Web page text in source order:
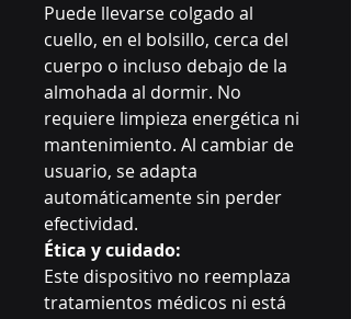
Puede llevarse colgado al
cuello, en el bolsillo, cerca del
cuerpo o incluso debajo de la
almohada al dormir. No
requiere limpieza energética ni
mantenimiento. Al cambiar de
usuario, se adapta
automáticamente sin perder
efectividad.
Ética y cuidado:
Este dispositivo no reemplaza
tratamientos médicos ni está